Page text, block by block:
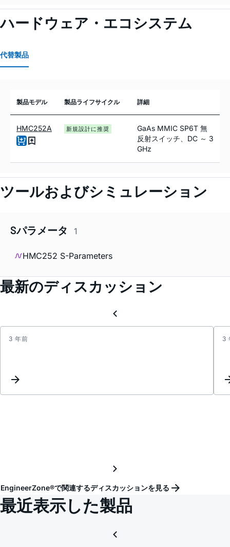
ハードウェア・エコシステム
代替製品
製品モデル 製品ライフサイクル 詳細
HMC252A 新規設計に推奨
GaAs MMIC SP6T 無
反射スイッチ、DC ～ 3
GHz
ツールおよびシミュレーション
Sパラメータ 1
HMC252 S-Parameters
最新のディスカッション
3 年前 3
EngineerZone®で関連するディスカッションを見る
最近表示した製品